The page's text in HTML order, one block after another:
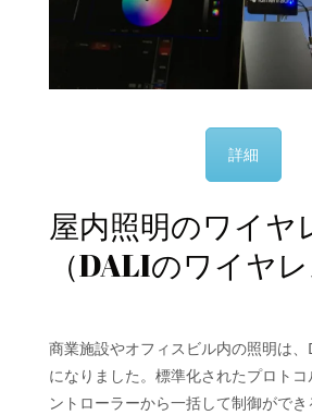
詳細
屋内照明のワイ
（DALIのワイヤレ
商業施設やオフィスビル内の照明は
になりました。標準化されたプロト
ントローラーから一括して制御がで